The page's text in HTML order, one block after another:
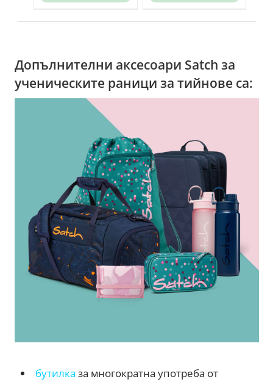
Допълнителни аксесоари Satch за
ученическите раници за тийнове са:
бутилказа многократна употреба от